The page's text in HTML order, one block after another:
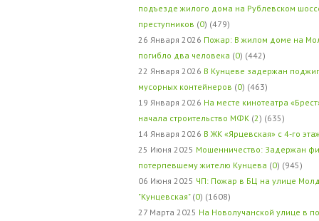
подъезде жилого дома на Рублевском
преступников (0) (479)
26 Января 2026 Пожар: В жилом доме на
погибло два человека (0) (442)
22 Января 2026 В Кунцеве задержан
мусорных контейнеров (0) (463)
19 Января 2026 На месте кинотеатра
начала строительство МФК (2) (635)
14 Января 2026 В ЖК «Ярцевская» с 4-го
25 Июня 2025 Мошенничество: Задержан
потерпевшему жителю Кунцева (0) (945)
06 Июня 2025 ЧП: Пожар в БЦ на улице
"Кунцевская" (0) (1608)
27 Марта 2025 На Новолучанской улице в